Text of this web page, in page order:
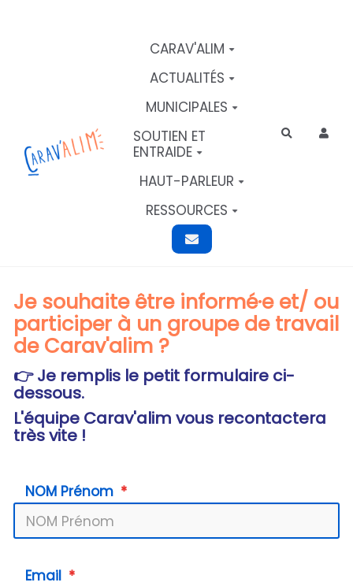
CARAV'ALIM
ACTUALITÉS
MUNICIPALES
SOUTIEN ET
ENTRAIDE
HAUT-PARLEUR
RESSOURCES
Rechercher
Je souhaite être informé·e et/ ou
participer à un groupe de travail
de Carav'alim ?
👉 Je remplis le petit formulaire ci-
dessous.
L'équipe Carav'alim vous recontactera
très vite !
NOM Prénom
Email